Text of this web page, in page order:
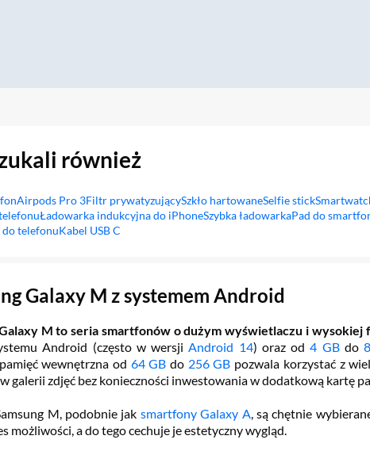
również
Airpods Pro 3Filtr prywatyzującySzkło hartowaneSelfie stick
Ładowarka indukcyjna do iPhoneSzybka ładowarkaPad do
telefonuKabel USB C
Galaxy M z systemem Android
M to seria smartfonów o dużym wyświetlaczu i wysokiej
Android (często w wersji Android 14) oraz od4 GBdo
wewnętrzna od 64 GB do 256 GB pozwala korzystać z
galerii zdjęć bez konieczności inwestowania w dodatkową kartę
M, podobnie jak smartfony Galaxy A , są chętnie
możliwości, a do tego cechuje je estetyczny wygląd.